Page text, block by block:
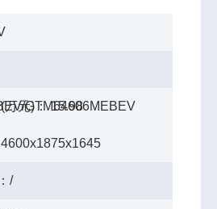
GTM64606MEBEV
万元)： 15.98
/